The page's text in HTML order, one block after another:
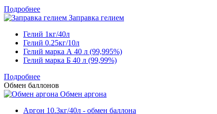
Подробнее
Заправка гелием
Гелий 1кг/40л
Гелий 0.25кг/10л
Гелий марка А 40 л (99,995%)
Гелий марка Б 40 л (99,99%)
Подробнее
Обмен баллонов
Обмен аргона
Аргон 10.3кг/40л - обмен баллона